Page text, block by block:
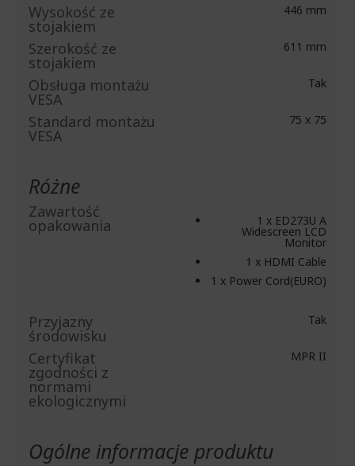
Wysokość ze
stojakiem
446 mm
Szerokość ze
stojakiem
611 mm
Obsługa montażu
VESA
Tak
Standard montażu
VESA
75 x 75
Różne
Zawartość
opakowania 1 x ED273U A
Widescreen LCD
Monitor
1 x HDMI Cable
1 x Power Cord(EURO)
Przyjazny
środowisku
Tak
Certyfikat
zgodności z
normami
ekologicznymi
MPR II
Ogólne informacje produktu